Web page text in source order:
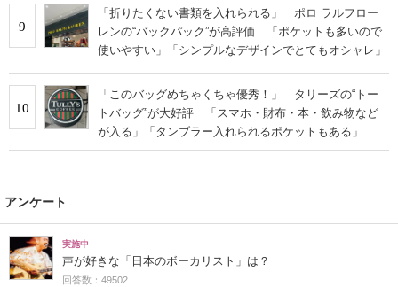
9
「折りたくない書類を入れられる」 ポロ ラルフロー
レンの“バックパック”が高評価 「ポケットも多いので
使いやすい」「シンプルなデザインでとてもオシャレ」
10
「このバッグめちゃくちゃ優秀！」 タリーズの“トー
トバッグ”が大好評 「スマホ・財布・本・飲み物など
が入る」「タンブラー入れられるポケットもある」
アンケート
実施中
声が好きな「日本のボーカリスト」は？
回答数：49502